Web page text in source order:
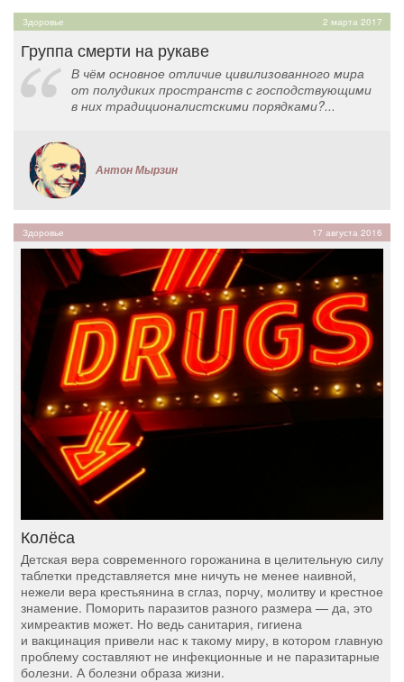
Здоровье 2 марта 2017
Группа смерти на рукаве
В чём основное отличие цивилизованного мира
от полудиких пространств с господствующими
в них традиционалистскими порядками?...
Антон Мырзин
Здоровье 17 августа 2016
Колёса
Детская вера современного горожанина в целительную силу
таблетки представляется мне ничуть не менее наивной,
нежели вера крестьянина в сглаз, порчу, молитву и крестное
знамение. Поморить паразитов разного размера — да, это
химреактив может. Но ведь санитария, гигиена
и вакцинация привели нас к такому миру, в котором главную
проблему составляют не инфекционные и не паразитарные
болезни. А болезни образа жизни.